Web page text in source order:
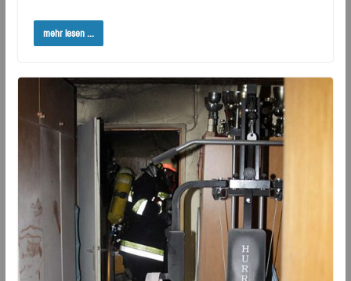
mehr lesen ...